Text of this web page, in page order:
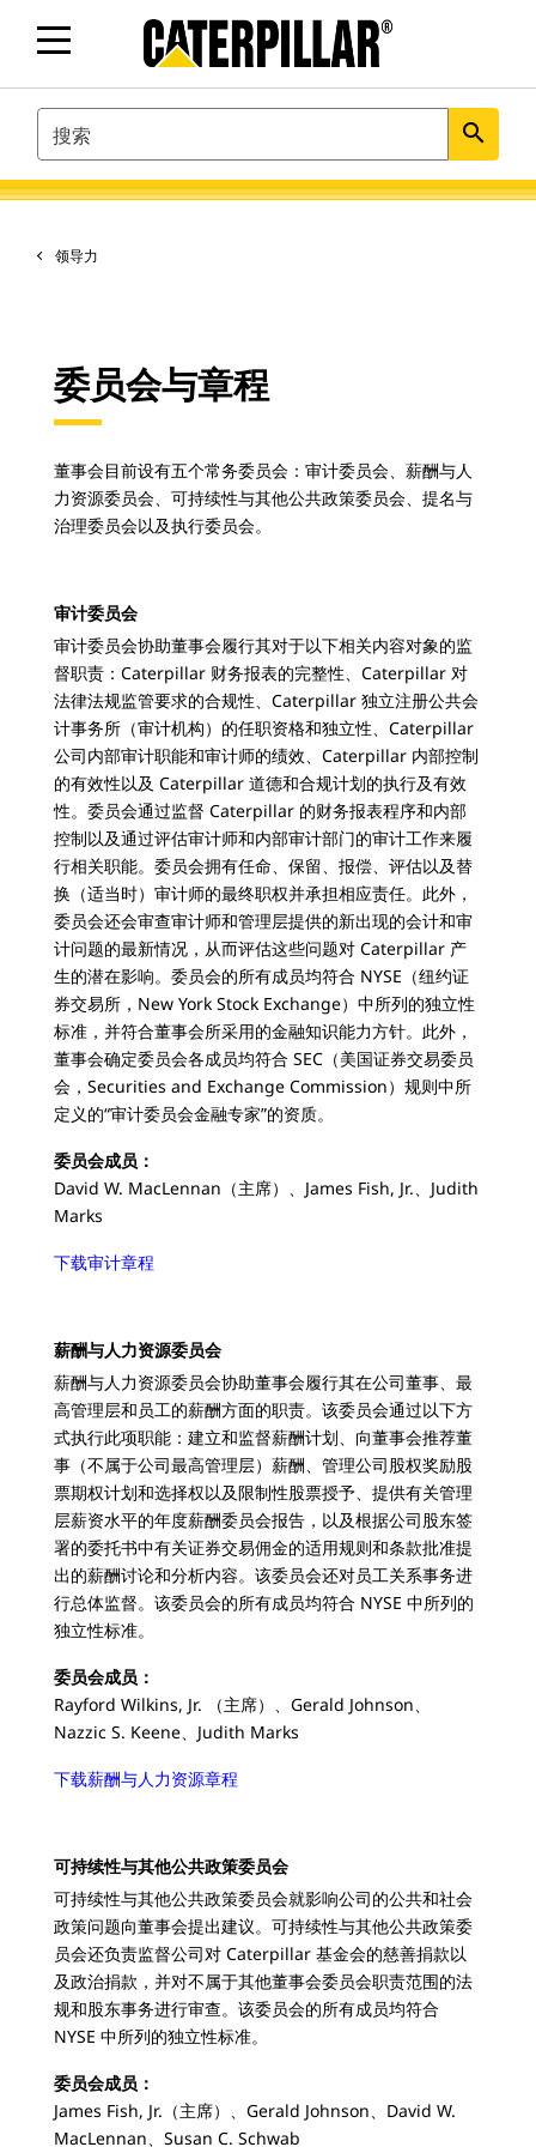
SEARCH search
领导力
委员会与章程
董事会目前设有五个常务委员会：审计委员会、薪酬与人
力资源委员会、可持续性与其他公共政策委员会、提名与
治理委员会以及执行委员会。
审计委员会
审计委员会协助董事会履行其对于以下相关内容对象的监
督职责：Caterpillar 财务报表的完整性、Caterpillar 对
法律法规监管要求的合规性、Caterpillar 独立注册公共会
计事务所（审计机构）的任职资格和独立性、Caterpillar
公司内部审计职能和审计师的绩效、Caterpillar 内部控制
的有效性以及 Caterpillar 道德和合规计划的执行及有效
性。委员会通过监督 Caterpillar 的财务报表程序和内部
控制以及通过评估审计师和内部审计部门的审计工作来履
行相关职能。委员会拥有任命、保留、报偿、评估以及替
换（适当时）审计师的最终职权并承担相应责任。此外，
委员会还会审查审计师和管理层提供的新出现的会计和审
计问题的最新情况，从而评估这些问题对 Caterpillar 产
生的潜在影响。委员会的所有成员均符合 NYSE（纽约证
券交易所，New York Stock Exchange）中所列的独立性
标准，并符合董事会所采用的金融知识能力方针。此外，
董事会确定委员会各成员均符合 SEC（美国证券交易委员
会，Securities and Exchange Commission）规则中所
定义的“审计委员会金融专家”的资质。
委员会成员：
David W. MacLennan（主席）、James Fish, Jr.、Judith
Marks
下载审计章程
薪酬与人力资源委员会
薪酬与人力资源委员会协助董事会履行其在公司董事、最
高管理层和员工的薪酬方面的职责。该委员会通过以下方
式执行此项职能：建立和监督薪酬计划、向董事会推荐董
事（不属于公司最高管理层）薪酬、管理公司股权奖励股
票期权计划和选择权以及限制性股票授予、提供有关管理
层薪资水平的年度薪酬委员会报告，以及根据公司股东签
署的委托书中有关证券交易佣金的适用规则和条款批准提
出的薪酬讨论和分析内容。该委员会还对员工关系事务进
行总体监督。该委员会的所有成员均符合 NYSE 中所列的
独立性标准。
委员会成员：
Rayford Wilkins, Jr. （主席）、Gerald Johnson、
Nazzic S. Keene、Judith Marks
下载薪酬与人力资源章程
可持续性与其他公共政策委员会
可持续性与其他公共政策委员会就影响公司的公共和社会
政策问题向董事会提出建议。可持续性与其他公共政策委
员会还负责监督公司对 Caterpillar 基金会的慈善捐款以
及政治捐款，并对不属于其他董事会委员会职责范围的法
规和股东事务进行审查。该委员会的所有成员均符合
NYSE 中所列的独立性标准。
委员会成员：
James Fish, Jr.（主席）、Gerald Johnson、David W.
MacLennan、Susan C. Schwab